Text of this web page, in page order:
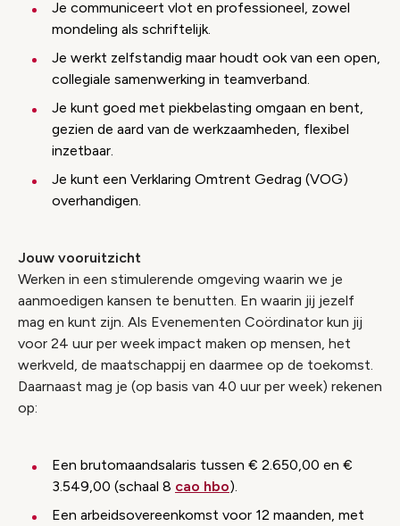
Je communiceert vlot en professioneel, zowel
mondeling als schriftelijk.
Je werkt zelfstandig maar houdt ook van een open,
collegiale samenwerking in teamverband.
Je kunt goed met piekbelasting omgaan en bent,
gezien de aard van de werkzaamheden, flexibel
inzetbaar.
Je kunt een Verklaring Omtrent Gedrag (VOG)
overhandigen.
Jouw vooruitzicht
Werken in een stimulerende omgeving waarin we je
aanmoedigen kansen te benutten. En waarin jij jezelf
mag en kunt zijn. Als Evenementen Coördinator kun jij
voor 24 uur per week impact maken op mensen, het
werkveld, de maatschappij en daarmee op de toekomst.
Daarnaast mag je (op basis van 40 uur per week) rekenen
op:
Een brutomaandsalaris tussen € 2.650,00 en €
3.549,00 (schaal 8 cao hbo).
Een arbeidsovereenkomst voor 12 maanden, met